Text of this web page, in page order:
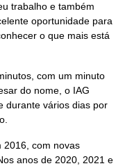
trabalho e também
oportunidade para
o que mais está
com um minuto
do nome, o IAG
durante vários dias por
2016, com novas
anos de 2020, 2021 e